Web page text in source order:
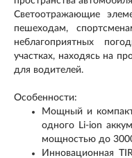
Светоотражающие
пешеходам,
неблагоприятных
участках, находясь на
для водителей.
Особенности:
Мощный и
одного Li-ion
мощностью до
Инновационная